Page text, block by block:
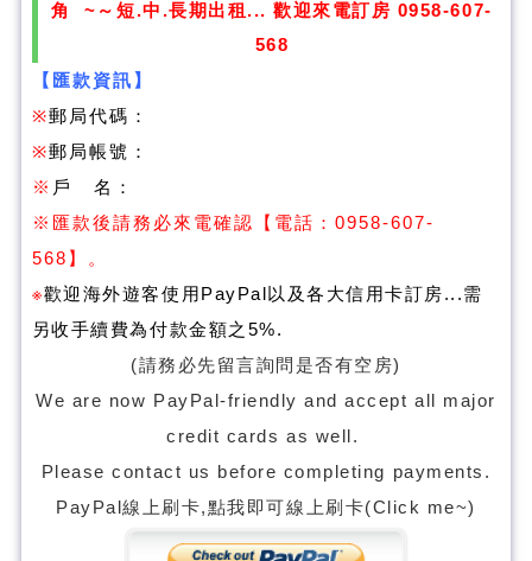
角 ~～短.中.長期出租... 歡迎來電訂房 0958-607-
568
【匯款資訊】
※郵局代碼：
※郵局帳號：
※ 戶 名：
※ 匯款後請務必來電確認
【電話：0958-607-
568】。
※歡迎海外遊客使用PayPal以及各大信用卡訂房...需
另收手續費為付款金額之5%.
(請務必先留言詢問是否有空房)
We are now PayPal-friendly and accept all major
credit cards as well.
Please contact us before completing payments.
PayPal線上刷卡,點我即可線上刷卡(Click me~)